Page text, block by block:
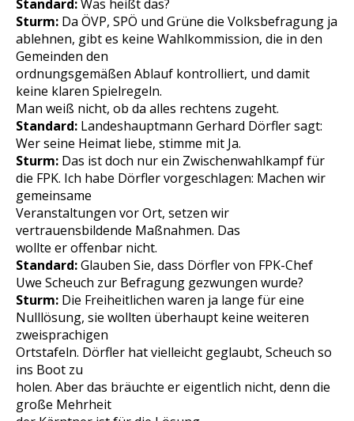
Standard:Was heißt das?
Sturm: Da ÖVP, SPÖ und Grüne die Volksbefragung ja
ablehnen, gibt es keine Wahlkommission, die in den
Gemeinden den
ordnungsgemäßen Ablauf kontrolliert, und damit
keine klaren Spielregeln.
Man weiß nicht, ob da alles rechtens zugeht.
Standard: Landeshauptmann Gerhard Dörfler sagt:
Wer seine Heimat liebe, stimme mit Ja.
Sturm: Das ist doch nur ein Zwischenwahlkampf für
die FPK. Ich habe Dörfler vorgeschlagen: Machen wir
gemeinsame
Veranstaltungen vor Ort, setzen wir
vertrauensbildende Maßnahmen. Das
wollte er offenbar nicht.
Standard:Glauben Sie, dass Dörfler von FPK-Chef
Uwe Scheuch zur Befragung gezwungen wurde?
Sturm: Die Freiheitlichen waren ja lange für eine
Nulllösung, sie wollten überhaupt keine weiteren
zweisprachigen
Ortstafeln. Dörfler hat vielleicht geglaubt, Scheuch so
ins Boot zu
holen. Aber das bräuchte er eigentlich nicht, denn die
große Mehrheit